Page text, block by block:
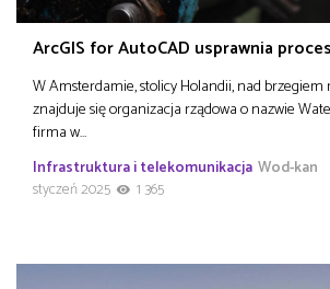
ArcGIS for AutoCAD usprawnia
W Amsterdamie, stolicy Holandii, nad brzegiem
znajduje się organizacja rządowa o nazwie
firma w…
Infrastruktura i telekomunikacja Wod-kan
styczeń 2025
1 365